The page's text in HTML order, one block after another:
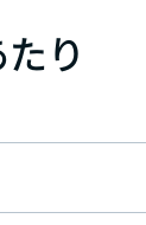
り